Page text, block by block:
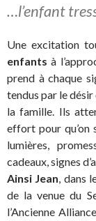
…l’enfant
Une excitation
enfants à
prend à chaque
tendus par le
la famille. Ils
effort pour qu’on
lumières,
cadeaux, signes
Ainsi Jean, dans
de la venue du
l’Ancienne